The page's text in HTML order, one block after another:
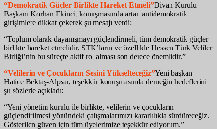
“Demokratik Güçler Birlikte Hareket Etmeli”Divan Kurulu
Başkanı Korhan Ekinci, konuşmasında artan antidemokratik
girişimlere dikkat çekerek şu mesajı verdi:
“Toplum olarak dayanışmayı güçlendirmeli, tüm demokratik güçler
birlikte hareket etmelidir. STK’ların ve özellikle Hessen Türk Veliler
Birliği’nin bu süreçte aktif rol alması son derece önemlidir.”
“Velilerin ve Çocukların Sesini Yükselteceğiz”Yeni başkan
Hatice Bektaş-Alpsar, teşekkür konuşmasında derneğin hedeflerini
şu sözlerle açıkladı:
“Yeni yönetim kurulu ile birlikte, velilerin ve çocukların
güçlendirilmesi yönündeki çalışmalarımızı kararlılıkla sürdüreceğiz.
Gösterilen güven için tüm üyelerimize teşekkür ediyorum.”